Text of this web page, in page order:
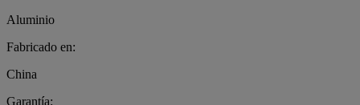
Aluminio
Fabricado en:
China
Garantía: